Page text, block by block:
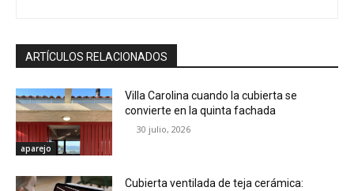
ARTÍCULOS RELACIONADOS
aparejo
Villa Carolina cuando la cubierta se
convierte en la quinta fachada
30 julio, 2026
Cubierta ventilada de teja cerámica: